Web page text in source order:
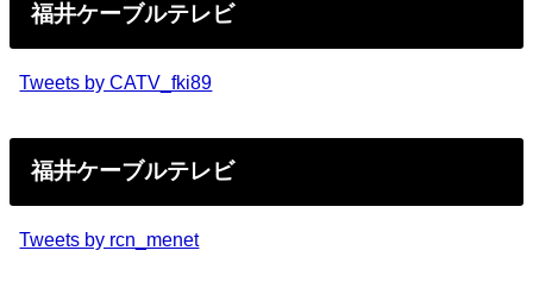
福井ケーブルテレビ
Tweets by CATV_fki89
福井ケーブルテレビ
Tweets by rcn_menet